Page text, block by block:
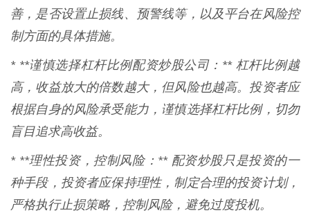
善，是否设置止损线、预警线等，以及平台在风险控
制方面的具体措施。
* **谨慎选择杠杆比例配资炒股公司：** 杠杆比例越
高，收益放大的倍数越大，但风险也越高。投资者应
根据自身的风险承受能力，谨慎选择杠杆比例，切勿
盲目追求高收益。
* **理性投资，控制风险：** 配资炒股只是投资的一
种手段，投资者应保持理性，制定合理的投资计划，
严格执行止损策略，控制风险，避免过度投机。